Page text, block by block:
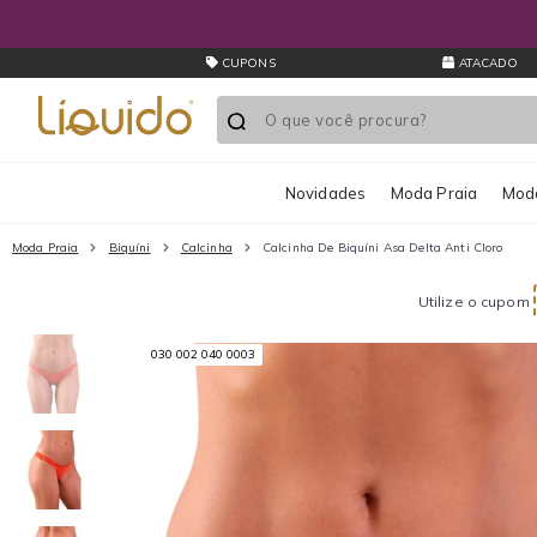
CUPONS ATACADO
Novidades Moda Praia
Moda Praia Biquíni Calcinha Calcinha De Biquíni Asa Delta Anti Cloro
Utilize o cupom
030 002 040 0003